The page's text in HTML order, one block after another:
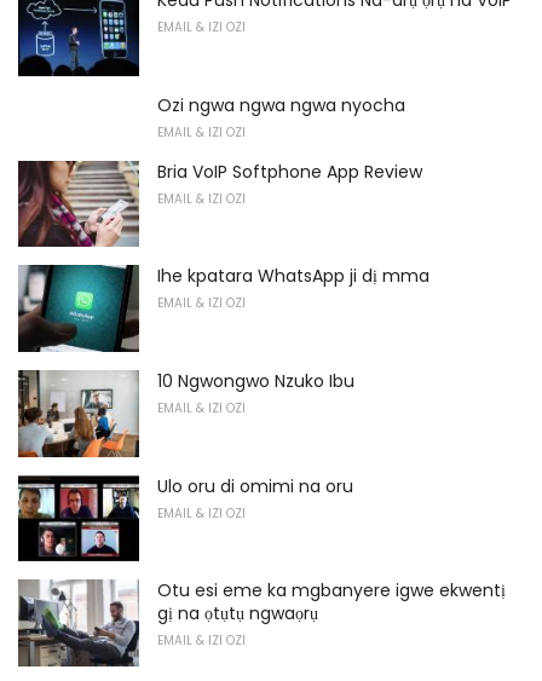
EMAIL & IZI OZI
Ozi ngwa ngwa ngwa nyocha
EMAIL & IZI OZI
Bria VoIP Softphone App Review
EMAIL & IZI OZI
Ihe kpatara WhatsApp ji dị mma
EMAIL & IZI OZI
10 Ngwongwo Nzuko Ibu
EMAIL & IZI OZI
Ulo oru di omimi na oru
EMAIL & IZI OZI
Otu esi eme ka mgbanyere igwe ekwentị
gị na ọtụtụ ngwaọrụ
EMAIL & IZI OZI